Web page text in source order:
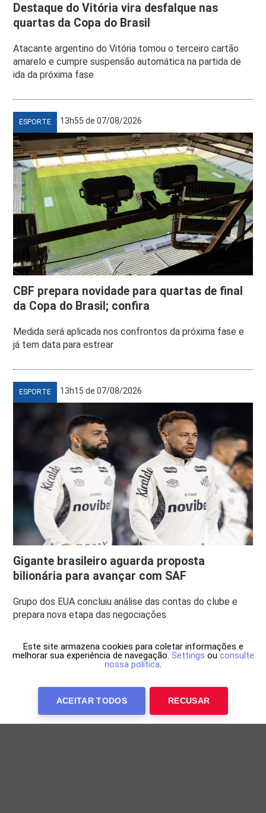
Destaque do Vitória vira desfalque nas
quartas da Copa do Brasil
Atacante argentino do Vitória tomou o terceiro cartão
amarelo e cumpre suspensão automática na partida de
ida da próxima fase
ESPORTE 13h55 de 07/08/2026
CBF prepara novidade para quartas de final
da Copa do Brasil; confira
Medida será aplicada nos confrontos da próxima fase e
já tem data para estrear
ESPORTE 13h15 de 07/08/2026
Gigante brasileiro aguarda proposta
bilionária para avançar com SAF
Grupo dos EUA concluiu análise das contas do clube e
prepara nova etapa das negociações
Este site armazena cookies para coletar informações e
melhorar sua experiência de navegação. Settings ou consulte
nossa política.
ACEITAR TODOS RECUSAR